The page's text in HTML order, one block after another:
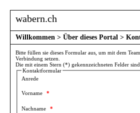
wabern.ch
Willkommen > Über dieses Portal >
Bitte füllen sie dieses Formular aus, um mit dem
Verbindung setzen.
Die mit einem Stern (*) gekennzeichneten Felder
Kontaktformular
Anrede
Vorname *
Nachname *